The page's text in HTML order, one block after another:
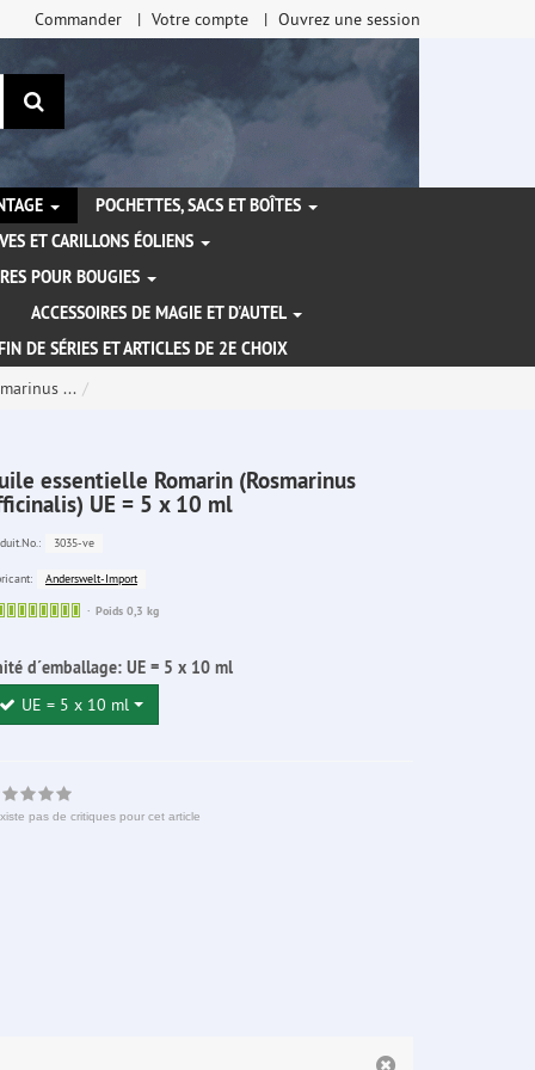
Commander Votre compte Ouvrez une session
Rechercher
POCHETTES, SACS ET BOÎTES
ET CARILLONS ÉOLIENS
POUR BOUGIES
ACCESSOIRES DE MAGIE ET D'AUTEL
FIN DE SÉRIES ET ARTICLES DE 2E CHOIX
...
essentielle Romarin (Rosmarinus
UE = 5 x 10 ml
3035-ve
Anderswelt-Import
Sofort
Poids 0,3 kg
d´emballage: UE = 5 x 10 ml
UE = 5 x 10 ml
pas de critiques pour cet article